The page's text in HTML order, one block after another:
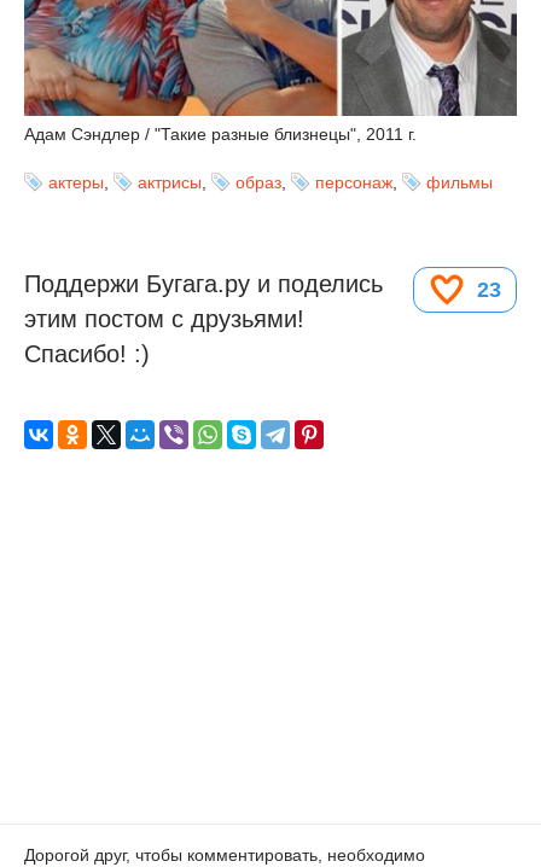
Адам Сэндлер / "Такие разные близнецы", 2011 г.
актеры, актрисы, образ, персонаж, фильмы
23
Поддержи Бугага.ру и поделись
этим постом с друзьями!
Спасибо! :)
Дорогой друг, чтобы комментировать, необходимо